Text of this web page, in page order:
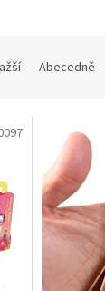
Abecedně